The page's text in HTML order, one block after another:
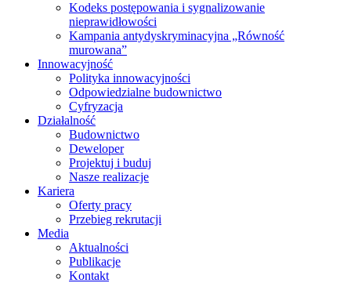
Kodeks postępowania i sygnalizowanie
nieprawidłowości
Kampania antydyskryminacyjna „Równość
murowana”
Innowacyjność
Polityka innowacyjności
Odpowiedzialne budownictwo
Cyfryzacja
Działalność
Budownictwo
Deweloper
Projektuj i buduj
Nasze realizacje
Kariera
Oferty pracy
Przebieg rekrutacji
Media
Aktualności
Publikacje
Kontakt